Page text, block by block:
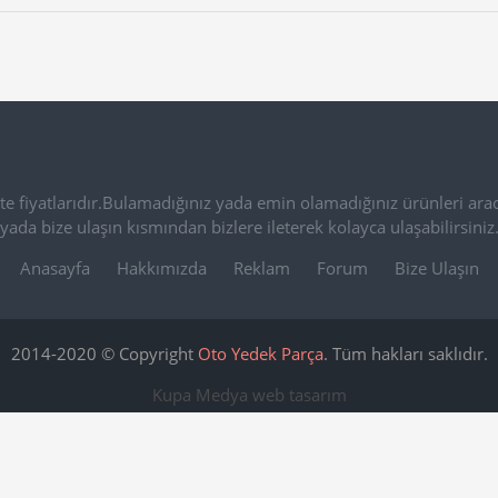
yada emin olamadığınız ürünleri
yada bize ulaşın kısmından bizlere ileterek kolayca ulaşabilirsiniz.
Anasayfa
Hakkımızda Reklam Forum Bize Ulaşın
2014-2020 © Copyright Oto Yedek Parça. Tüm hakları saklıdır.
Kupa Medya web tasarım